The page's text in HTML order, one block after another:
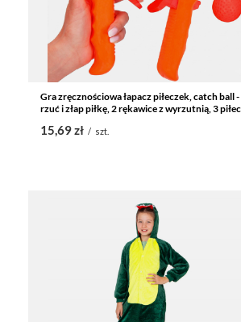
Gra zręcznościowa łapacz piłeczek, catch ball -
rzuć i złap piłkę, 2 rękawice z wyrzutnią, 3
15,69 zł / szt.